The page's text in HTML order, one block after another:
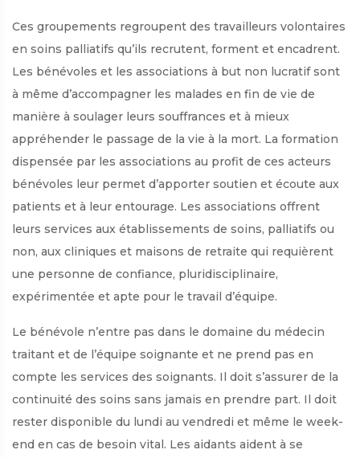
Ces groupements regroupent des travailleurs volontaires
en soins palliatifs qu’ils recrutent, forment et encadrent.
Les bénévoles et les associations à but non lucratif sont
à même d’accompagner les malades en fin de vie de
manière à soulager leurs souffrances et à mieux
appréhender le passage de la vie à la mort. La formation
dispensée par les associations au profit de ces acteurs
bénévoles leur permet d’apporter soutien et écoute aux
patients et à leur entourage. Les associations offrent
leurs services aux établissements de soins, palliatifs ou
non, aux cliniques et maisons de retraite qui requièrent
une personne de confiance, pluridisciplinaire,
expérimentée et apte pour le travail d’équipe.
Le bénévole n’entre pas dans le domaine du médecin
traitant et de l’équipe soignante et ne prend pas en
compte les services des soignants. Il doit s’assurer de la
continuité des soins sans jamais en prendre part. Il doit
rester disponible du lundi au vendredi et même le week-
end en cas de besoin vital. Les aidants aident à se